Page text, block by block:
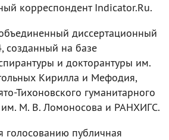
корреспондент Indicator.Ru.
диссертационный
созданный на базе
и докторантуры им.
Кирилла и Мефодия,
Тихоновского гуманитарного
им. М. В. Ломоносова и РАНХИГС.
голосованию публичная